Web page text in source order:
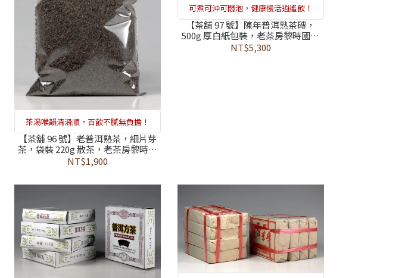
茶湯喉韻清滑順，百飲不膩無負擔！
【茶舖 96 號】老普洱熟茶，細片芽
茶，袋裝 220g 散茶，老茶房黎時國
推薦，通過 374 項農藥檢測合格，布
袋陳化的溫潤地氣，調節生理機能的
NT$1,900
可煮可沖可悶泡，健康慢活逍遙飲！
【茶舖 97 號】陳年普洱熟茶磚，
500g 厚白紙包裝，老茶房黎時國嚴
選，通過 374 項農藥檢測合格，鐵模
壓製的沈穩能量，井字捆紮的歲月智
NT$5,300